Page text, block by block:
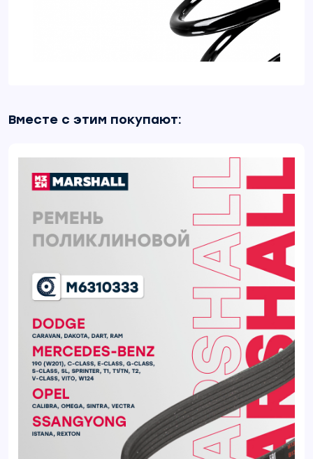
Вместе с этим покупают: